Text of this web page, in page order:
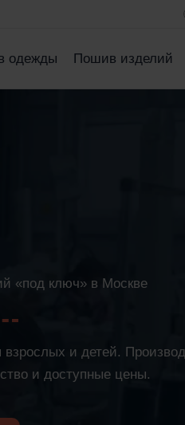
одежды Пошив изделий
«под ключ» в Москве
и детей.
и доступные цены.